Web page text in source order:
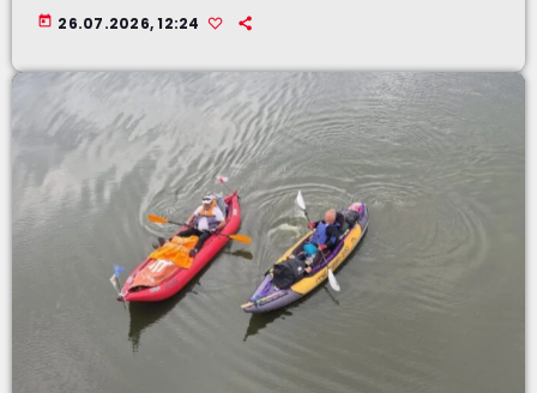
today 26.07.2026, 12:24